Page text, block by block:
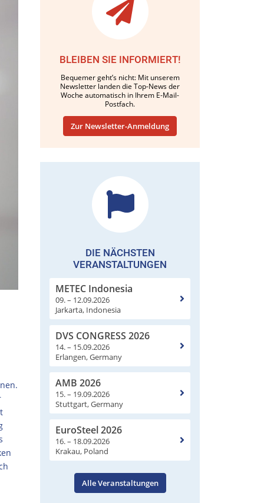
BLEIBEN SIE INFORMIERT!
Bequemer geht’s nicht: Mit unserem
Newsletter landen die Top-News der
Woche automatisch in Ihrem E-Mail-
Postfach.
Zur Newsletter-Anmeldung
DIE NÄCHSTEN
VERANSTALTUNGEN
METEC Indonesia
09. – 12.09.2026
Jarkarta, Indonesia
DVS CONGRESS 2026
14. – 15.09.2026
Erlangen, Germany
AMB 2026
15. – 19.09.2026
Stuttgart, Germany
EuroSteel 2026
16. – 18.09.2026
Krakau, Poland
Alle Veranstaltungen